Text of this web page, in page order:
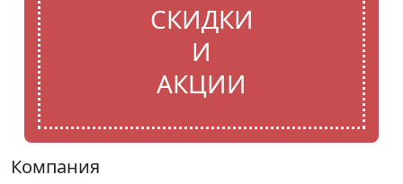
СКИДКИ
И
АКЦИИ
Компания